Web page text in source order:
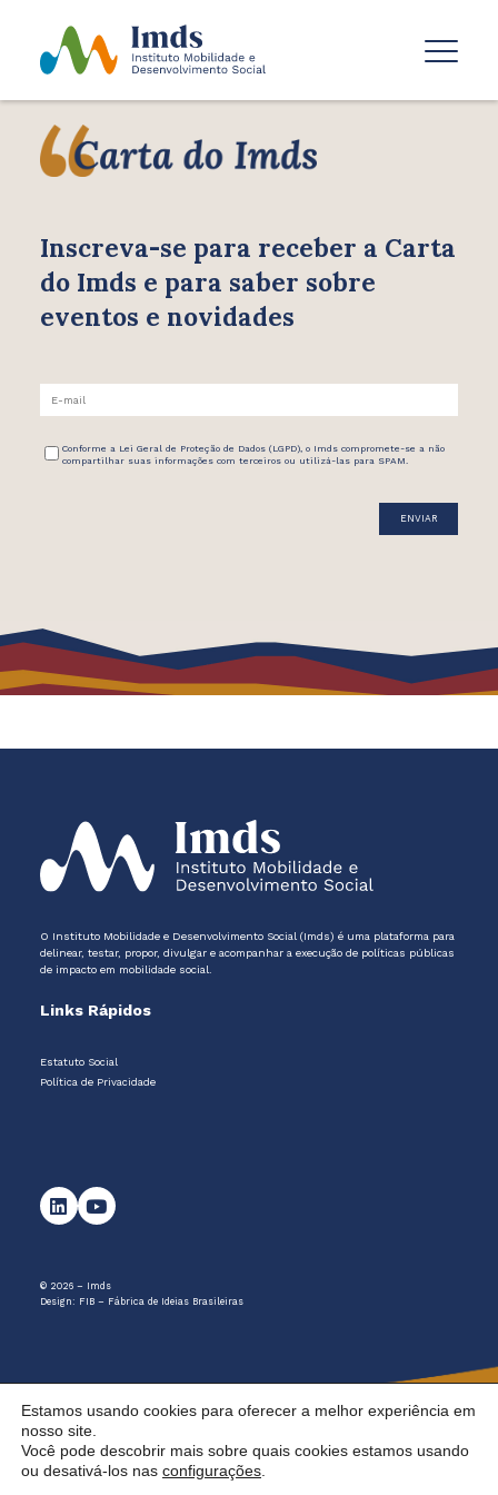
Inscreva-se para receber a Carta
do Imds e para saber sobre
eventos e novidades
Conforme a Lei Geral de Proteção de Dados (LGPD), o Imds compromete-se a não
compartilhar suas informações com terceiros ou utilizá-las para SPAM.
O Instituto Mobilidade e Desenvolvimento Social (Imds) é uma plataforma para
delinear, testar, propor, divulgar e acompanhar a execução de políticas públicas
de impacto em mobilidade social.
Links Rápidos
Estatuto Social
Política de Privacidade
© 2026 – Imds
Design: FIB – Fábrica de Ideias Brasileiras
Estamos usando cookies para oferecer a melhor experiência em
nosso site.
Você pode descobrir mais sobre quais cookies estamos usando
ou desativá-los nas configurações